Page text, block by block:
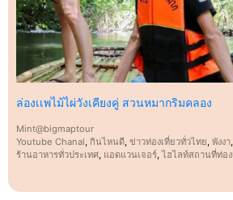
ล่องเเพไม้ไผ่วังเคียงคู่ สวนหมากริมคลอง
Mint@bigmaptour
Youtube Chanal, กินไหนดี, ข่าวท่องเที่ยวทั่วไทย, พังงา,
ร้านอาหารทั่วประเทศ, แอดแวนเจอร์,ไฮไลท์สถานที่ท่อง